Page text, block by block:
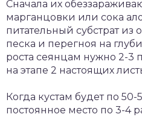
Сначала их
марганцовки или сока
питательный субстрат из
песка и перегноя на
роста сеянцам нужно 2-
на этапе 2 настоящих
Когда кустам будет по 50-
постоянное место по 3-4